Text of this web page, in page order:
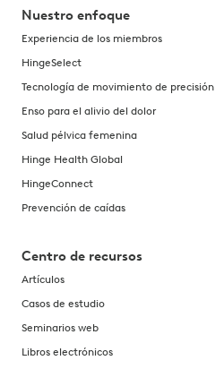
Nuestro enfoque
Experiencia de los miembros
HingeSelect
Tecnología de movimiento de precisión
Enso para el alivio del dolor
Salud pélvica femenina
Hinge Health Global
HingeConnect
Prevención de caídas
Centro de recursos
Artículos
Casos de estudio
Seminarios web
Libros electrónicos